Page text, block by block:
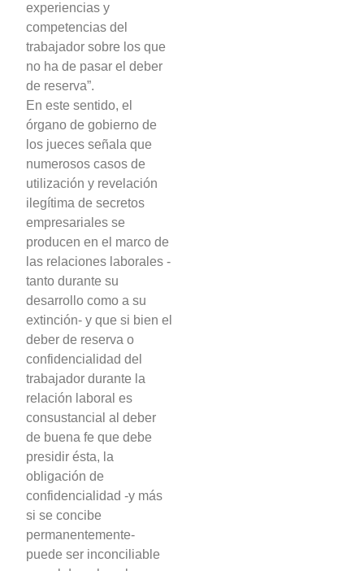
experiencias y
competencias del
trabajador sobre los que
no ha de pasar el deber
de reserva”.
En este sentido, el
órgano de gobierno de
los jueces señala que
numerosos casos de
utilización y revelación
ilegítima de secretos
empresariales se
producen en el marco de
las relaciones laborales -
tanto durante su
desarrollo como a su
extinción- y que si bien el
deber de reserva o
confidencialidad del
trabajador durante la
relación laboral es
consustancial al deber
de buena fe que debe
presidir ésta, la
obligación de
confidencialidad -y más
si se concibe
permanentemente-
puede ser inconciliable